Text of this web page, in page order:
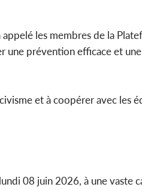
les membres de la
une prévention efficace et
et à coopérer avec les
08 juin 2026, à une vaste